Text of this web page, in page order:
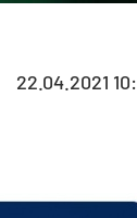
22.04.2021